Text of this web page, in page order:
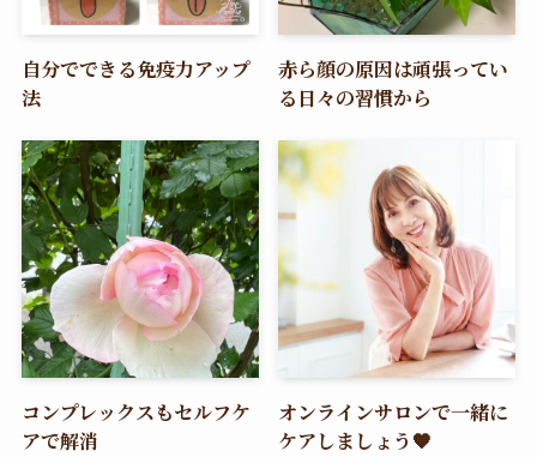
自分でできる免疫力アップ
法
赤ら顔の原因は頑張ってい
る日々の習慣から
コンプレックスもセルフケ
アで解消
オンラインサロンで一緒に
ケアしましょう🧡